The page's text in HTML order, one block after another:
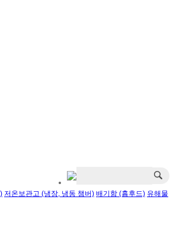
저온보관고 (냉장, 냉동 챔버) 배기함 (흄후드) 유해물